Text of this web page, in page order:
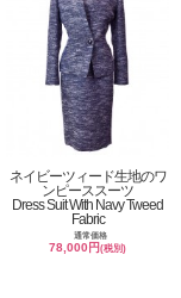
ネイビーツィード生地のワ
ンピーススーツ
Dress Suit With Navy Tweed
Fabric
通常価格
78,000円(税別)